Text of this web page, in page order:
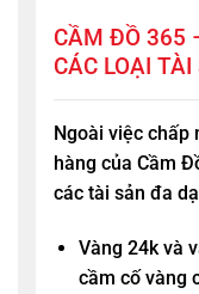
CẦM ĐỒ 365
CÁC LOẠI TÀI
Ngoài việc chấp
hàng của Cầm
các tài sản đa
Vàng 24k và
cầm cố vàng